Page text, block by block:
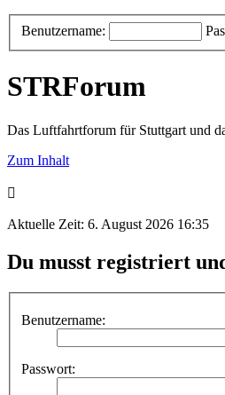
Benutzername:
STRForum
Das Luftfahrtforum für Stuttgart und
Zum Inhalt
Aktuelle Zeit: 6. August 2026 16:35
Du musst registriert
Benutzername:
Passwort: